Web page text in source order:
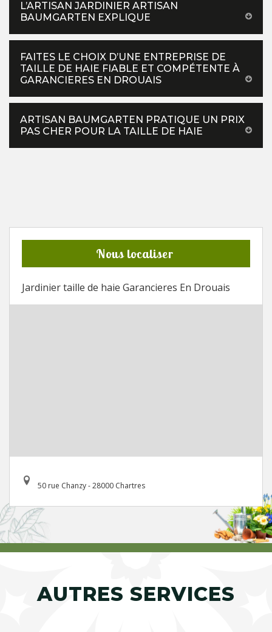
L’ARTISAN JARDINIER ARTISAN
BAUMGARTEN EXPLIQUE
FAITES LE CHOIX D’UNE ENTREPRISE DE
TAILLE DE HAIE FIABLE ET COMPÉTENTE À
GARANCIERES EN DROUAIS
ARTISAN BAUMGARTEN PRATIQUE UN PRIX
PAS CHER POUR LA TAILLE DE HAIE
Nous localiser
Jardinier taille de haie Garancieres En Drouais
50 rue Chanzy - 28000 Chartres
AUTRES SERVICES